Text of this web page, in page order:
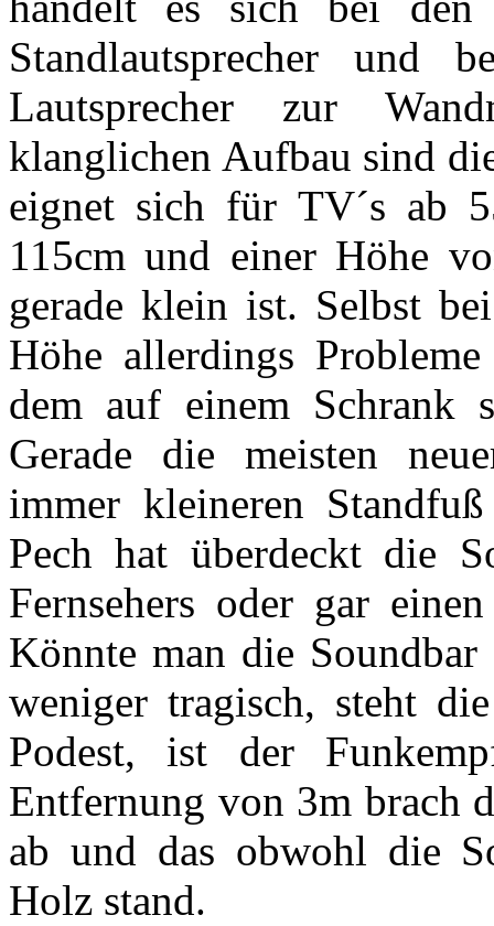
Standlautsprecher und
Lautsprecher zur
klanglichen Aufbau sind
eignet sich für TV´s ab
115cm und einer Höhe
gerade klein ist. Selbst
Höhe allerdings
dem auf einem Schrank
Gerade die meisten
immer kleineren
Pech hat überdeckt die
Fernsehers oder gar
Könnte man die
weniger tragisch, steht
Podest, ist der
Entfernung von 3m brach
ab und das obwohl die
Holz stand.